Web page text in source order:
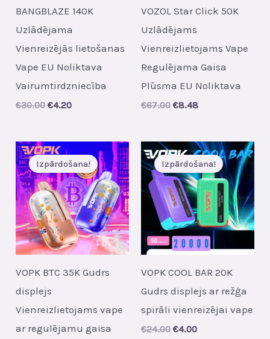
BANGBLAZE 140K
Uzlādējama
Vienreizējās lietošanas
Vape EU Noliktava
Vairumtirdzniecība
€30.00 Original
€30.00.
€4.20Current
€4.20.
VOZOL Star Click 50K
Uzlādējams
Vienreizlietojams Vape
Regulējama Gaisa
Plūsma EU Noliktava
€67.00 Original
€67.00.
€8.48Current
€8.48.
Izpārdošana!
VOPK BTC 35K Gudrs
displejs
Vienreizlietojams vape
ar regulējamu gaisa
Izpārdošana!
VOPK COOL BAR 20K
Gudrs displejs ar režģa
spirāli vienreizējai vape
€24.00 Original
€4.00Current